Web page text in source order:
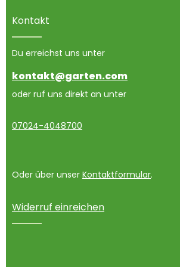
Kontakt
Du erreichst uns unter
kontakt@garten.com
oder ruf uns direkt an unter
07024-4048700
Oder über unser Kontaktformular.
Widerruf einreichen